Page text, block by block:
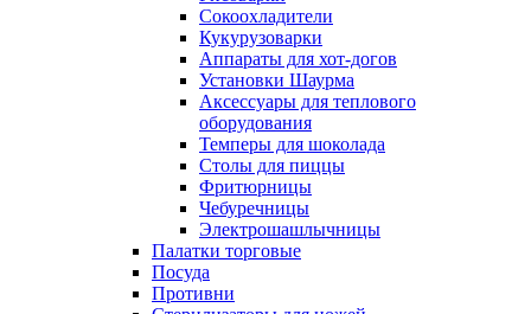
Сокоохладители
Кукурузоварки
Аппараты для хот-догов
Установки Шаурма
Аксессуары для теплового
оборудования
Темперы для шоколада
Столы для пиццы
Фритюрницы
Чебуречницы
Электрошашлычницы
Палатки торговые
Посуда
Противни